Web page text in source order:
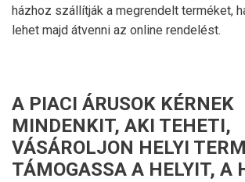
házhoz szállítják a megrendelt terméket,
lehet majd átvenni az online rendelést.
A PIACI ÁRUSOK KÉRNEK
MINDENKIT, AKI TEHETI,
VÁSÁROLJON HELYI
TÁMOGASSA A HELYIT, A